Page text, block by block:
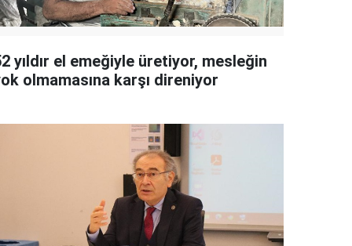
yıldır el emeğiyle üretiyor, mesleğin
olmamasına karşı direniyor